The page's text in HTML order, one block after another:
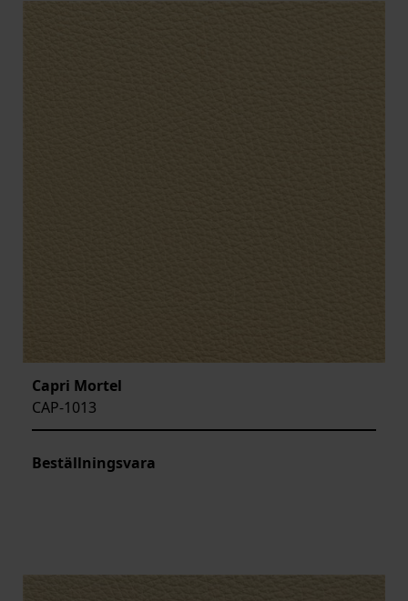
Capri Mortel
CAP-1013
Beställningsvara